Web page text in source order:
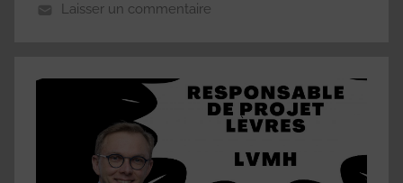
Laisser un commentaire